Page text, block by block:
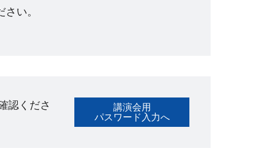
い。​
認くださ
講演会用
パスワード入力へ